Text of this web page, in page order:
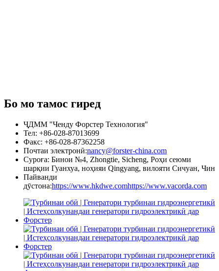
Бо мо тамос гиред
ҶДММ "Ченду Форстер Технология"
Тел: +86-028-87013699
Факс: +86-028-87362258
Почтаи электронӣ:nancy@forster-china.com
Суроға: Бинои №4, Zhongtie, Sicheng, Роҳи сеюми
шарқии Гуанхуа, ноҳияи Qingyang, вилояти Сичуан, Чин
Пайванди
дӯстона:https://www.hkdwe.comhttps://www.vacorda.com